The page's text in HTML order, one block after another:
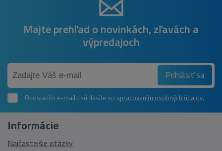
Majte prehľad o novinkách, zľavách a
výpredajoch
Prihlásiť sa
Odoslaním e-mailu súhlasíte so spracovaním osobných údajov.
Informácie
Najčastejšie otázky